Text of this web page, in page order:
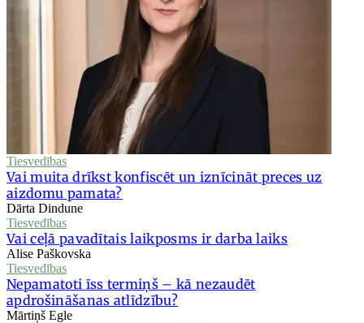
Tiesvedības
Vai muita drīkst konfiscēt un iznīcināt preces uz
aizdomu pamata?
Dārta Dindune
Tiesvedības
Vai ceļā pavadītais laikposms ir darba laiks
Alise Paškovska
Tiesvedības
Nepamatoti īss termiņš – kā nezaudēt
apdrošināšanas atlīdzību?
Mārtiņš Egle